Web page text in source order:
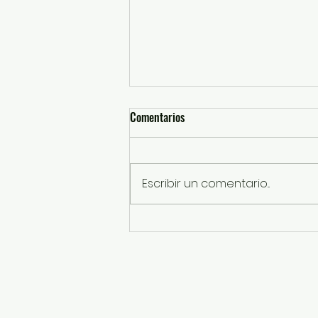
Reciben mil 800 familias de
Comentarios
Escribir un comentario...